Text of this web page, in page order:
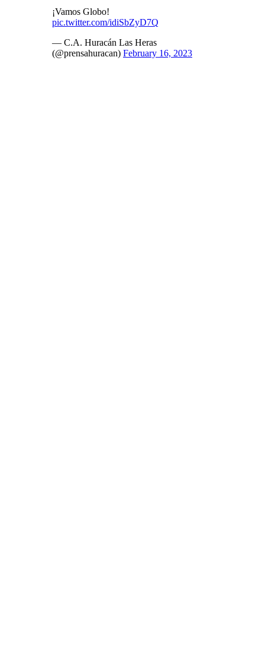
¡Vamos Globo!
pic.twitter.com/idiSbZyD7Q
— C.A. Huracán Las Heras
(@prensahuracan) February 16, 2023